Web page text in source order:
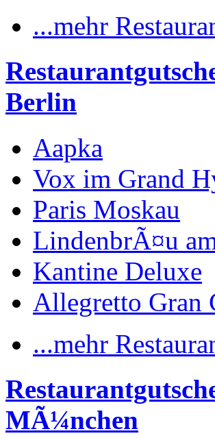
...mehr
Berlin
Aapka
Vox im Grand
Paris Moskau
LindenbrÃ¤u
Kantine Deluxe
Allegretto Gran
...mehr
MÃ¼nchen